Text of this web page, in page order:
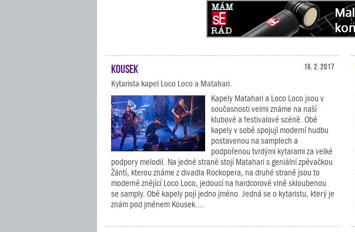
16. 2. 2017
Kousek
Kytarista kapel Loco Loco a Matahari.
Kapely Matahari a Loco Loco jsou v
současnosti velmi známe na naší
klubové a festivalové scéně. Obě
kapely v sobě spojují moderní hudbu
postavenou na samplech a
podpořenou tvrdými kytarami za velké
podpory melodií. Na jedné straně stojí Matahari s geniální zpěvačkou
Žántí, kterou známe z divadla Rockopera, na druhé straně jsou to
moderně znějící Loco Loco, jedoucí na hardcorové vlně skloubenou
se samply. Obě kapely pojí jedno jméno. Jedná se o kytaristu, který je
znám pod jménem Kousek....